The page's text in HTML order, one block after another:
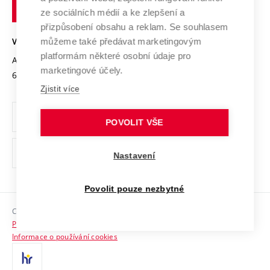
Open Science
Projekty
Projekty ze strukturálních fondů
Specifický výzkum
Mezinárodní dohody
Univerzitní sítě
Podnikavá univerzita / ContriBUTe
Bezpečná univerzita
Vyznamenání
Organizační struktura
Ochrana osobních údajů
odkaz)
Sociální bezpečí
HR Award
Kontakty
technické
Brně
VYSOKÉ UČENÍ TECHNICKÉ V BRNĚ
Antonínská 548/1
602 00 Brno
www.vut.cz
vut@vutbr.cz
Copyright © 2026 VUT
Prohlášení o přístupnosti
Informace o používání cookies
ze sociálních médií a ke zlepšení a
přizpůsobení obsahu a reklam. Se souhlasem
můžeme také předávat marketingovým
platformám některé osobní údaje pro
marketingové účely.
Zjistit více
POVOLIT VŠE
Nastavení
Povolit pouze nezbytné